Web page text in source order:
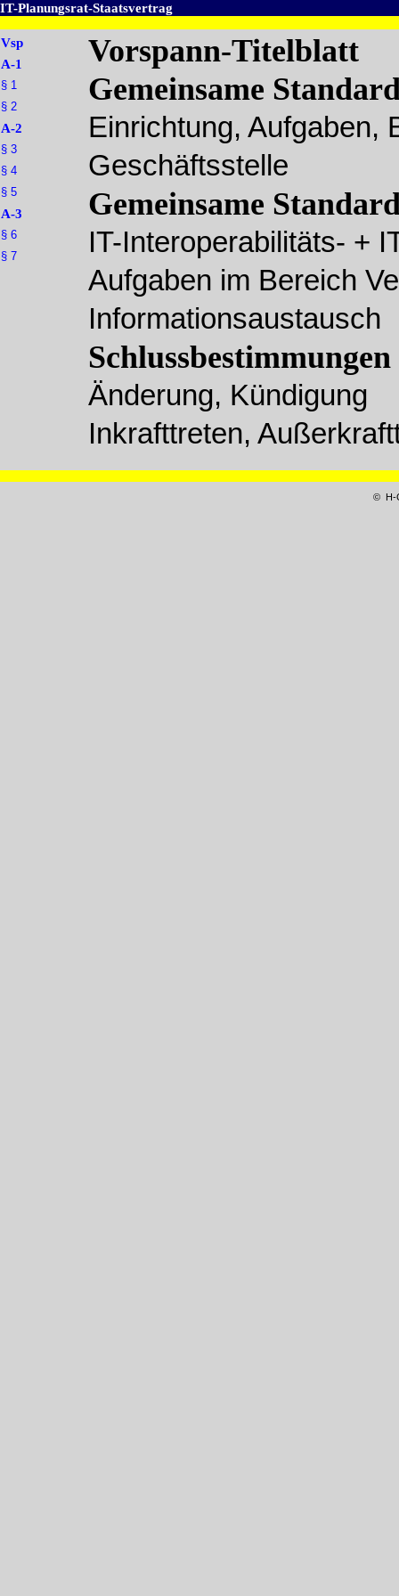
IT-Planungsrat-Staatsvertrag
Vsp
A-1
§ 1
§ 2
A-2
§ 3
§ 4
§ 5
A-3
§ 6
§ 7
Vorspann-Titelblatt
Gemeinsame
Einrichtung, Aufgaben,
Geschäftsstelle
Gemeinsame
IT-Interoperabilitäts- +
Aufgaben im Bereich
Informationsaustausch
Schlussbestimmungen
Änderung, Kündigung
Inkrafttreten,
© H-